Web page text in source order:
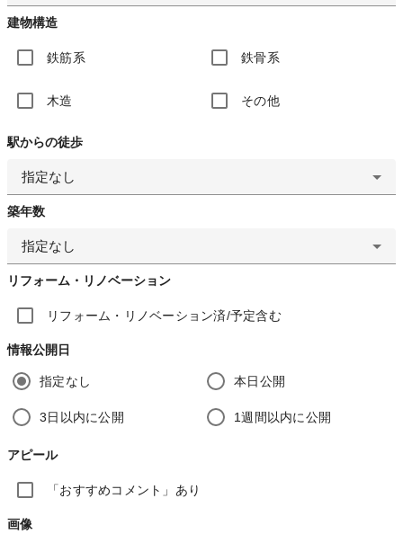
建物構造
鉄筋系 鉄骨系
木造 その他
駅からの徒歩
指定なし
築年数
指定なし
リフォーム・リノベーション
リフォーム・リノベーション済/予定含む
情報公開日
指定なし 本日公開
3日以内に公開 1週間以内に公開
アピール
「おすすめコメント」あり
画像